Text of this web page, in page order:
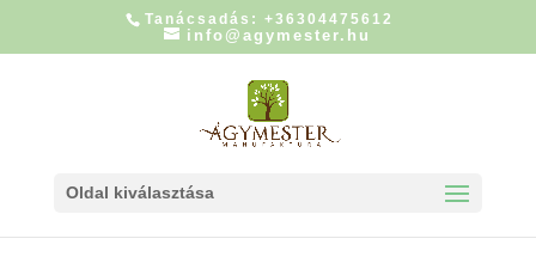
Tanácsadás: +36304475612
info@agymester.hu
Oldal kiválasztása